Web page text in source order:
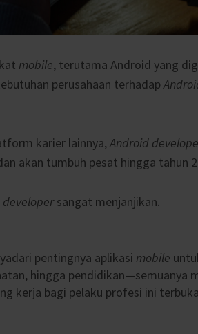
mobile, terutama Android yang
perusahaan terhadap
karier lainnya,Android
akan tumbuh pesat hingga tahun
sangat menjanjikan.
pentingnya aplikasi mobile
hingga pendidikan—semuanya
kerja bagi pelaku profesi ini